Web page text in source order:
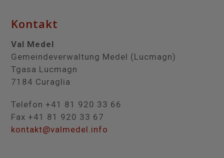
Kontakt
Val Medel
Gemeindeverwaltung Medel (Lucmagn)
Tgasa Lucmagn
7184 Curaglia
Telefon +41 81 920 33 66
Fax +41 81 920 33 67
kontakt@valmedel.info